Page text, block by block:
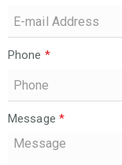
Phone *
Message *